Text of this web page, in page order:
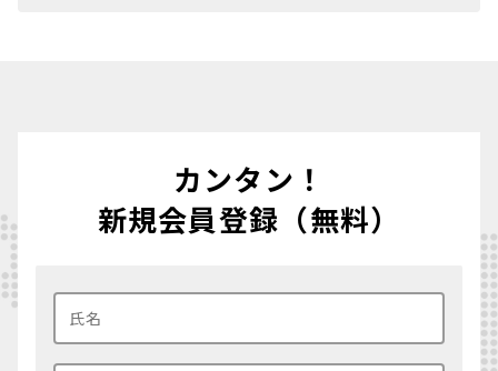
カンタン！
新規会員登録（無料）